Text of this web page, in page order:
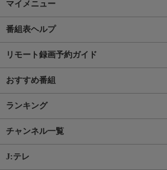
マイメニュー
番組表ヘルプ
リモート録画予約ガイド
おすすめ番組
ランキング
チャンネル一覧
J:テレ